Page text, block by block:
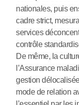
nationales, puis
cadre strict,
services
contrôle
De même, la
l’Assurance
gestion
mode de relation